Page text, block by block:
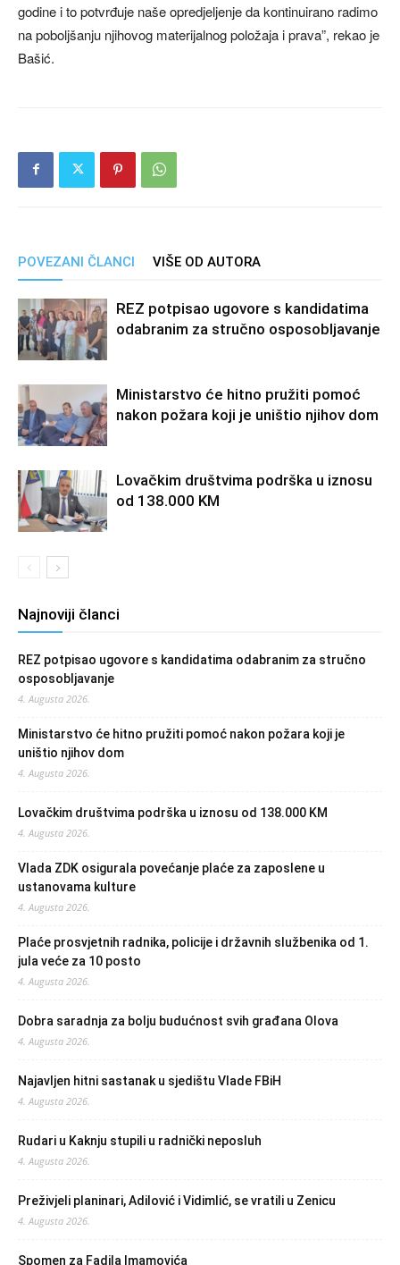
godine i to potvrđuje naše opredjeljenje da kontinuirano radimo
na poboljšanju njihovog materijalnog položaja i prava”, rekao je
Bašić.
POVEZANI ČLANCI VIŠE OD AUTORA
REZ potpisao ugovore s kandidatima
odabranim za stručno osposobljavanje
Ministarstvo će hitno pružiti pomoć
nakon požara koji je uništio njihov dom
Lovačkim društvima podrška u iznosu
od 138.000 KM
Najnoviji članci
REZ potpisao ugovore s kandidatima odabranim za stručno
osposobljavanje
4. Augusta 2026.
Ministarstvo će hitno pružiti pomoć nakon požara koji je
uništio njihov dom
4. Augusta 2026.
Lovačkim društvima podrška u iznosu od 138.000 KM
4. Augusta 2026.
Vlada ZDK osigurala povećanje plaće za zaposlene u
ustanovama kulture
4. Augusta 2026.
Plaće prosvjetnih radnika, policije i državnih službenika od 1.
jula veće za 10 posto
4. Augusta 2026.
Dobra saradnja za bolju budućnost svih građana Olova
4. Augusta 2026.
Najavljen hitni sastanak u sjedištu Vlade FBiH
4. Augusta 2026.
Rudari u Kaknju stupili u radnički neposluh
4. Augusta 2026.
Preživjeli planinari, Adilović i Vidimlić, se vratili u Zenicu
4. Augusta 2026.
Spomen za Fadila Imamovića